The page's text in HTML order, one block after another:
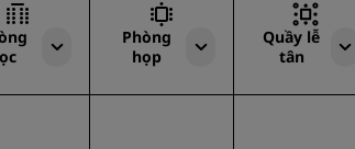
Phòng
họp
Quầy lễ
tân